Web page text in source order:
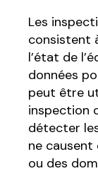
Les
consistent
l’état de
données
peut être
inspection
détecter
ne causent
ou des